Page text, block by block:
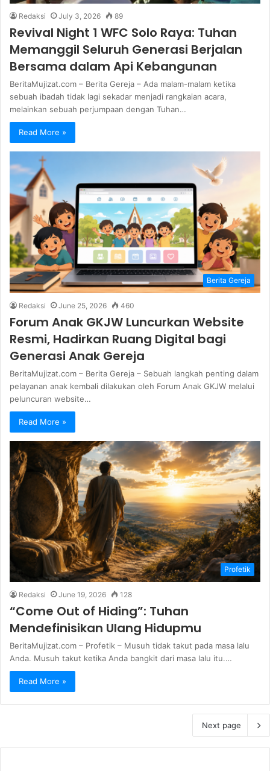
Redaksi July 3, 2026 89
Revival Night 1 WFC Solo Raya: Tuhan
Memanggil Seluruh Generasi Berjalan
Bersama dalam Api Kebangunan
BeritaMujizat.com – Berita Gereja – Ada malam-malam ketika
sebuah ibadah tidak lagi sekadar menjadi rangkaian acara,
melainkan sebuah perjumpaan dengan Tuhan…
Read More »
Berita Gereja
Redaksi June 25, 2026 460
Forum Anak GKJW Luncurkan Website
Resmi, Hadirkan Ruang Digital bagi
Generasi Anak Gereja
BeritaMujizat.com – Berita Gereja – Sebuah langkah penting dalam
pelayanan anak kembali dilakukan oleh Forum Anak GKJW melalui
peluncuran website…
Read More »
Profetik
Redaksi June 19, 2026 128
“Come Out of Hiding”: Tuhan
Mendefinisikan Ulang Hidupmu
BeritaMujizat.com – Profetik – Musuh tidak takut pada masa lalu
Anda. Musuh takut ketika Anda bangkit dari masa lalu itu.…
Read More »
Next page